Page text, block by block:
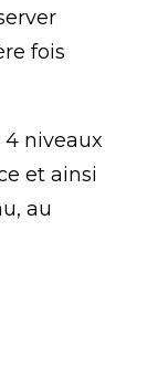
fois
4 niveaux
et ainsi
au